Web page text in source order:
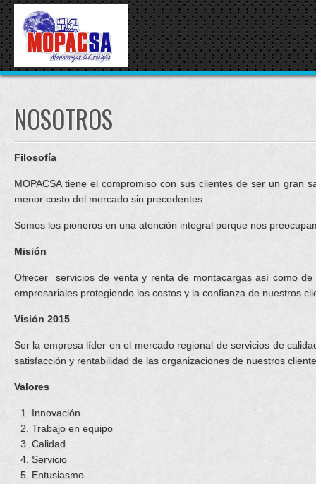
NOSOTROS
Filosofía
MOPACSA tiene el compromiso con sus clientes de ser un
menor costo del mercado sin precedentes.
Somos los pioneros en una atención integral porque nos
Misión
Ofrecer servicios de venta y renta de montacargas así como
empresariales protegiendo los costos y la confianza de nuestros
Visión 2015
Ser la empresa líder en el mercado regional de servicios de
satisfacción y rentabilidad de las organizaciones de nuestros
Valores
Innovación
Trabajo en equipo
Calidad
Servicio
Entusiasmo